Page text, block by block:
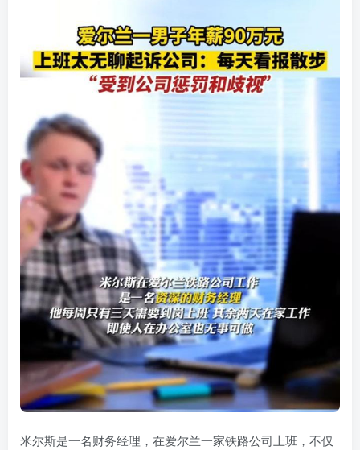
米尔斯是一名财务经理，在爱尔兰一家铁路公司上班，不仅